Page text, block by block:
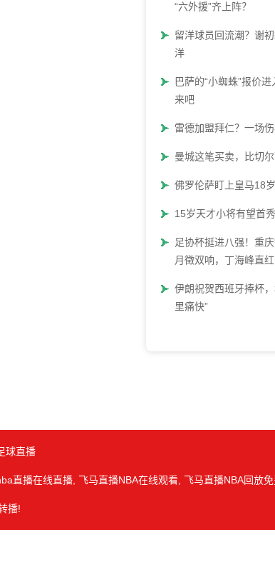
“六外援”齐上阵？
留洋球员回流潮？谢
洋
巴萨的“小蜘蛛”报价
来吧
雷德加盟拜仁？一场
曼城这笔买卖，比切
佛罗伦萨盯上皇马18
15岁天才小将有望首
足协杯挺进八强！重
月徵双响，丁海峰直
伊朗祝贺西班牙捧杯
里痛快”
球直播
直播在线直播, 飞马直播NBA在线观看, 飞马直播NBA回放
播!